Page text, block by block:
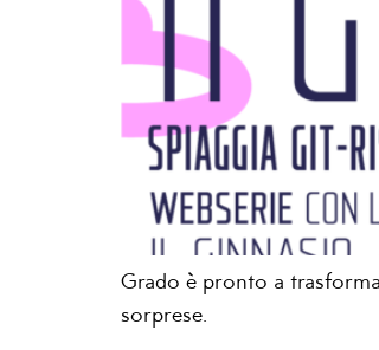
Grado è pronto a
sorprese.